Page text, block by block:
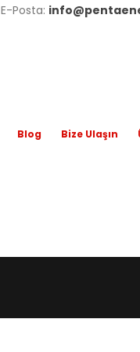
E-Posta:
Blog Bize Ulaşın